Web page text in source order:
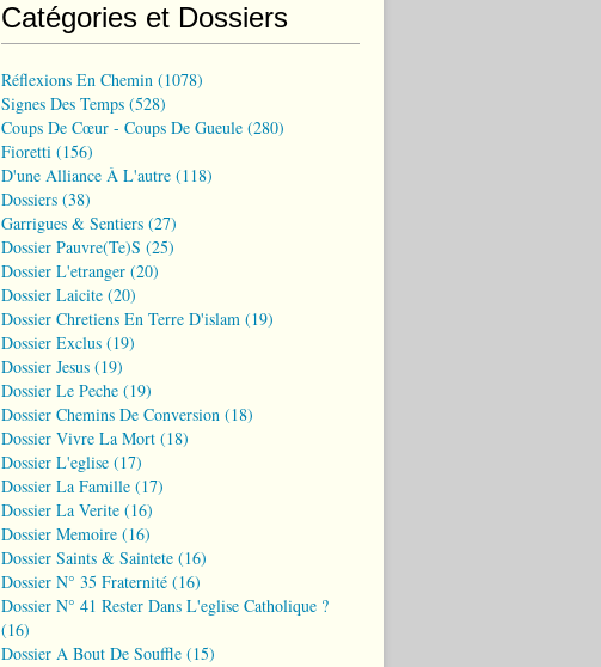
Catégories et Dossiers
Réflexions En Chemin (1078)
Signes Des Temps (528)
Coups De Cœur - Coups De Gueule (280)
Fioretti (156)
D'une Alliance À L'autre (118)
Dossiers (38)
Garrigues & Sentiers (27)
Dossier Pauvre(te)s (25)
Dossier L'etranger (20)
Dossier Laicite (20)
Dossier Chretiens En Terre D'islam (19)
Dossier Exclus (19)
Dossier Jesus (19)
Dossier Le Peche (19)
Dossier Chemins De Conversion (18)
Dossier Vivre La Mort (18)
Dossier L'eglise (17)
Dossier La Famille (17)
Dossier La Verite (16)
Dossier Memoire (16)
Dossier Saints & Saintete (16)
Dossier N° 35 Fraternité (16)
Dossier N° 41 Rester Dans L'eglise Catholique ?
(16)
Dossier A Bout De Souffle (15)